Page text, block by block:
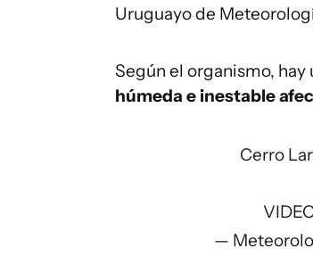
Uruguayo de
Según el organismo, hay
húmeda e inestable
Cerro
—